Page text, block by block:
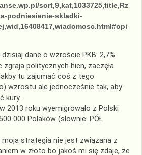
sort,9,kat,1033725,title,Rz
podniesienie-skladki-
dzisiaj dane o wzroście PKB: 2,7%
zgraja politycznych hien, zaczęła
tu zajumać coś z tego
wzrostu ale jednocześnie tak, aby
kury.
2013 roku wyemigrowało z Polski
000 Polaków (słownie: PÓŁ
moja strategia nie jest związana z
w złoto bo jakoś mi się zdaje, że